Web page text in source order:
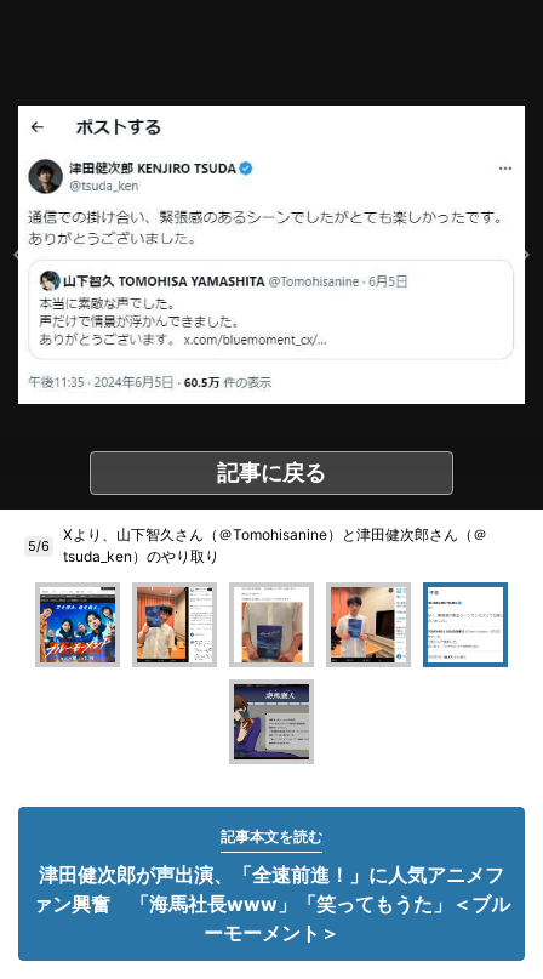
記事に戻る
5/6
Xより、山下智久さん（＠Tomohisanine）と津田健次郎さん（＠
tsuda_ken）のやり取り
記事本文を読む
津田健次郎が声出演、「全速前進！」に人気アニメフ
ァン興奮 「海馬社長www」「笑ってもうた」＜ブル
ーモーメント＞